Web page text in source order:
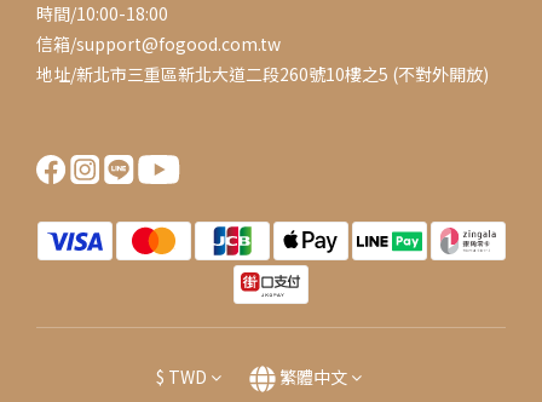
時間/10:00-18:00
信箱/support@fogood.com.tw
地址/新北市三重區新北大道二段260號10樓之5 (不對外開放)
$ TWD 繁體中文